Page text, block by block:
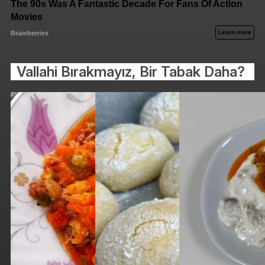
Vallahi Bırakmayız, Bir Tabak Daha?